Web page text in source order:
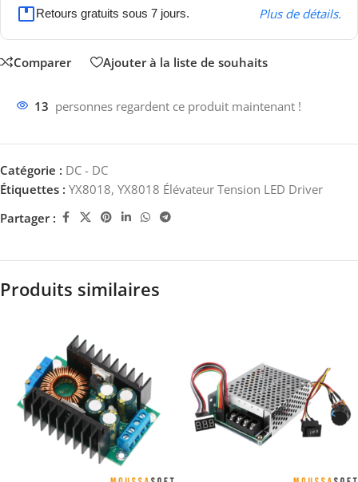
Retours gratuits sous 7 jours. Plus de détails.
Comparer Ajouter à la liste de souhaits
13 personnes regardent ce produit maintenant !
Catégorie : DC - DC
Étiquettes : YX8018, YX8018 Élévateur Tension LED Driver
Partager :
Produits similaires